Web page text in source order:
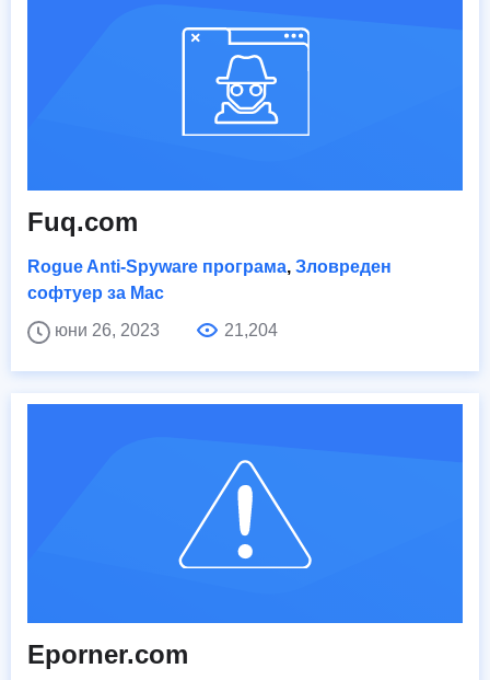
Fuq.com
Rogue Anti-Spyware програма, Зловреден
софтуер за Mac
юни 26, 2023
21,204
Eporner.com